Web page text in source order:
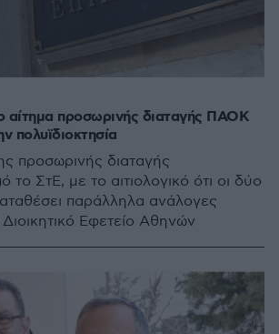
αίτημα προσωρινής διαταγής ΠΑΟΚ
πολυϊδιοκτησία
προσωρινής διαταγής
το ΣτΕ, με το αιτιολογικό ότι οι δύο
παράλληλα ανάλογες
Διοικητικό Εφετείο Αθηνών